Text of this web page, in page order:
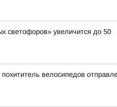
светофоров» увеличится до 50
велосипедов